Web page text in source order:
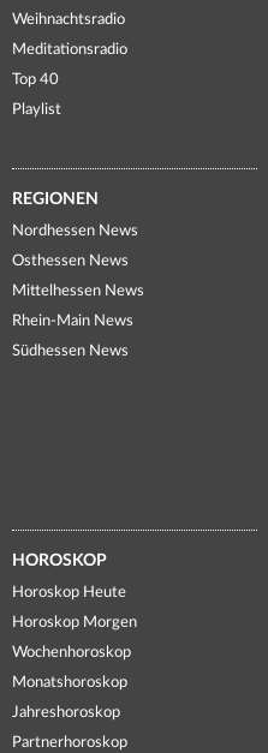
Weihnachtsradio
Meditationsradio
Top 40
Playlist
REGIONEN
Nordhessen News
Osthessen News
Mittelhessen News
Rhein-Main News
Südhessen News
HOROSKOP
Horoskop Heute
Horoskop Morgen
Wochenhoroskop
Monatshoroskop
Jahreshoroskop
Partnerhoroskop